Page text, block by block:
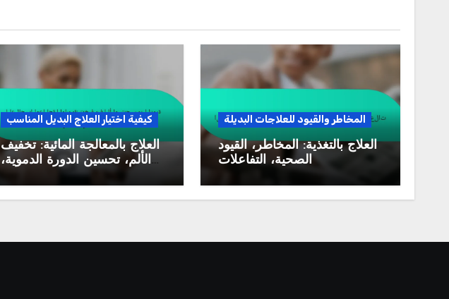
كيفية اختيار العلاج البديل المناسب
العلاج بالمعالجة المائية: تخفيف
الألم، تحسين الدورة الدموية،
تعزيز الاسترخاء
المخاطر والقيود للعلاجات البديلة
العلاج بالتغذية: المخاطر، القيود
الصحية، التفاعلات